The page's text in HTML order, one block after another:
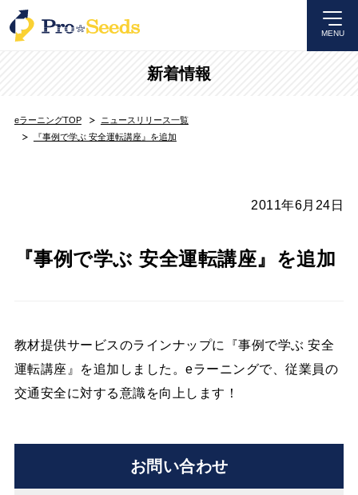
MENU
新着情報
eラーニングTOP
ニュースリリース一覧
『事例で学ぶ 安全運転講座』を追加
2011年6月24日
『事例で学ぶ 安全運転講座』を追加
教材提供サービスのラインナップに『事例で学ぶ 安全
運転講座』を追加しました。eラーニングで、従業員の
交通安全に対する意識を向上します！
お問い合わせ